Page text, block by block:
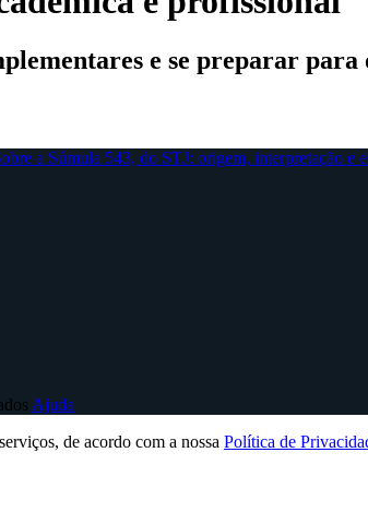
e se preparar para
Ajuda
de acordo com a nossa Política de